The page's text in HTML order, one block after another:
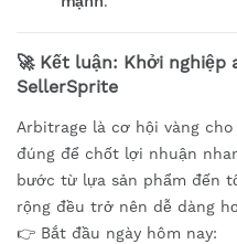
🚀 Kết luận: Khởi
SellerSprite
Arbitrage là cơ hội vàng
đúng để chốt lợi nhuận
bước từ lựa sản phẩm đến
rộng đều trở nên dễ dàng
👉 Bắt đầu ngày hôm nay: